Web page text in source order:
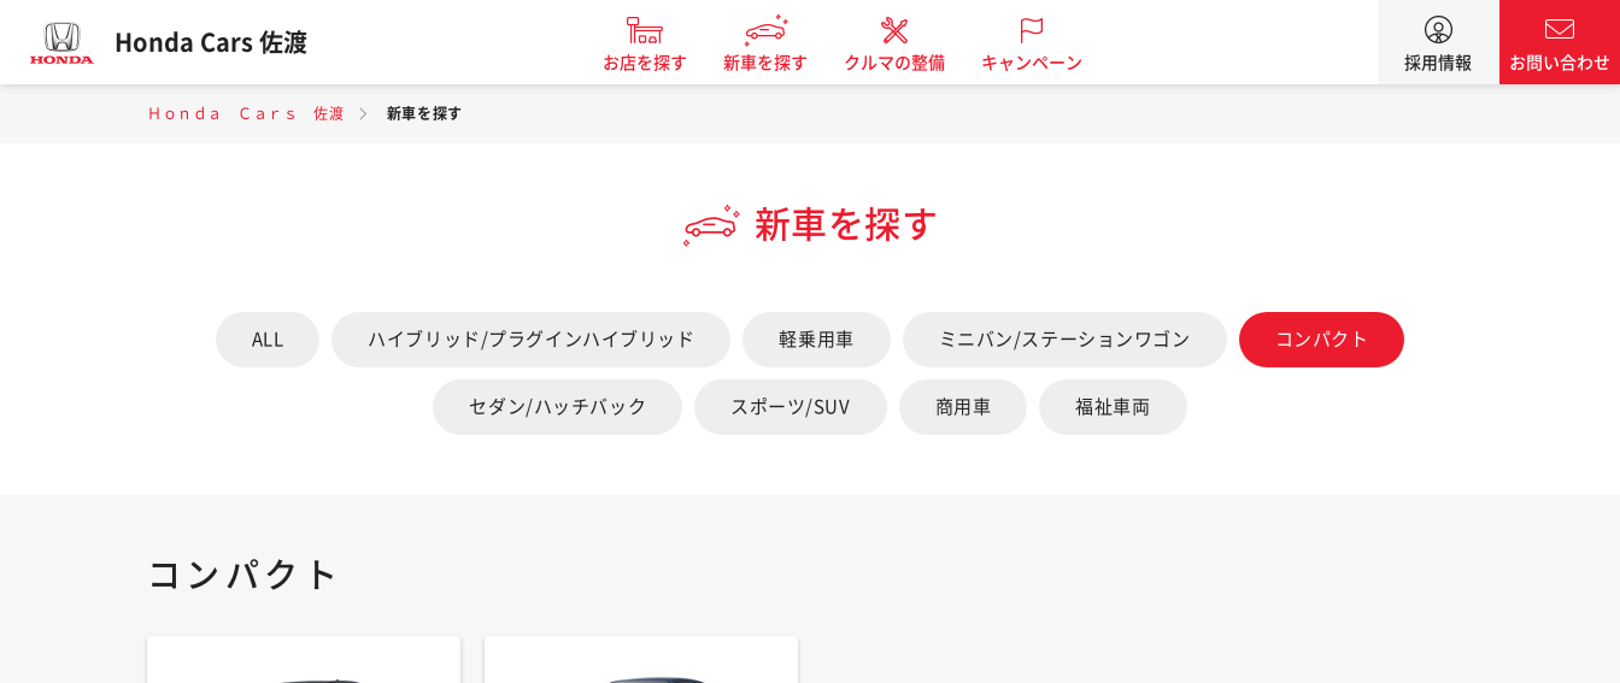
Honda Cars 佐渡
お店を探す 新車を探す クルマの整備 キャンペーン 採用情報 お問い合わせ
Ｈｏｎｄａ Ｃａｒｓ 佐渡 新車を探す
新車を探す
ALL ハイブリッド/プラグインハイブリッド 軽乗用車 ミニバン/ステーションワゴン コンパクト
セダン/ハッチバック スポーツ/SUV 商用車 福祉車両
コンパクト